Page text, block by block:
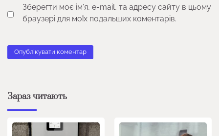
Зберегти моє ім'я, e-mail, та адресу сайту в цьому
браузері для моїх подальших коментарів.
Зараз читають